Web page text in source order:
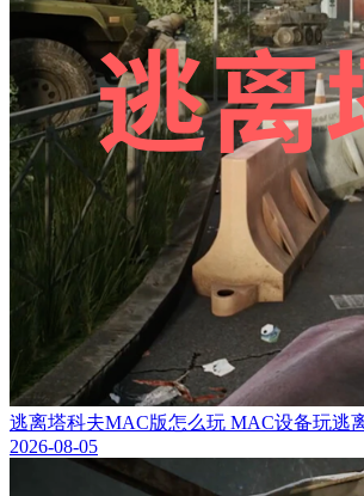
逃离塔科夫MAC版怎么玩 MAC设备玩逃
2026-08-05